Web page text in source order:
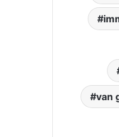
van